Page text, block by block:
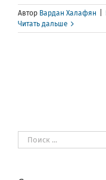
Автор Вардан Халафян
Читать дальше
Результат
поиска: